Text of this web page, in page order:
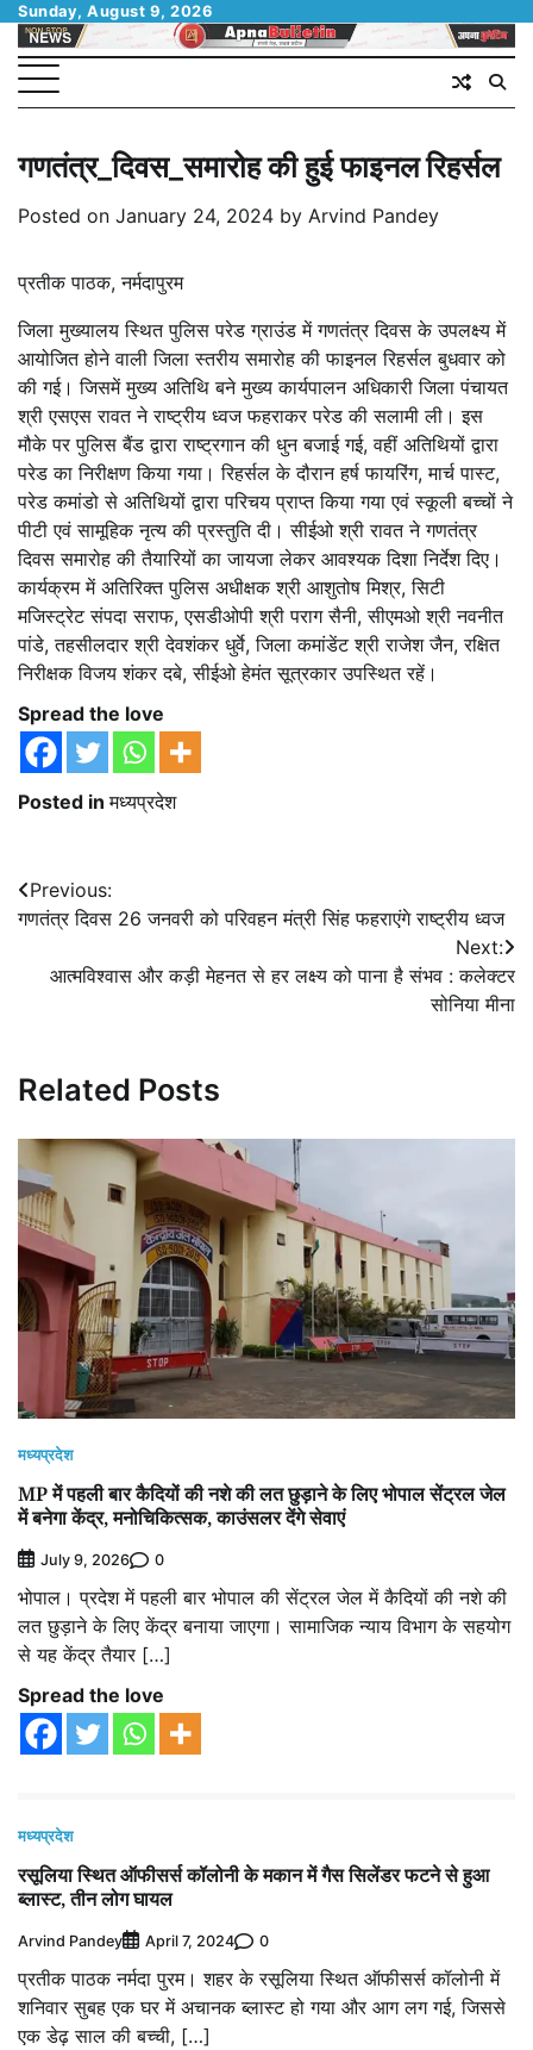
Skip
content
Sunday, August 9, 2026
गणतंत्र_दिवस_समारोह की हुई फाइनल रिहर्सल
Posted on January 24, 2024 by Arvind Pandey
प्रतीक पाठक, नर्मदापुरम
जिला मुख्यालय स्थित पुलिस परेड ग्राउंड में गणतंत्र दिवस के उपलक्ष्य में
आयोजित होने वाली जिला स्तरीय समारोह की फाइनल रिहर्सल बुधवार को
की गई। जिसमें मुख्य अतिथि बने मुख्य कार्यपालन अधिकारी जिला पंचायत
श्री एसएस रावत ने राष्‍ट्रीय ध्‍वज फहराकर परेड की सलामी ली। इस
मौके पर पुलिस बैंड द्वारा राष्ट्रगान की धुन बजाई गई, वहीं अतिथियों द्वारा
परेड का निरीक्षण किया गया। रिहर्सल के दौरान हर्ष फायरिंग, मार्च पास्ट,
परेड कमांडो से अतिथियों द्वारा परिचय प्राप्त किया गया एवं स्कूली बच्चों ने
पीटी एवं सामूहिक नृत्य की प्रस्तुति दी। सीईओ श्री रावत ने गणतंत्र
दिवस समारोह की तैयारियों का जायजा लेकर आवश्यक दिशा निर्देश दिए।
कार्यक्रम में अतिरिक्त पुलिस अधीक्षक श्री आशुतोष मिश्र, सिटी
मजिस्ट्रेट संपदा सराफ, एसडीओपी श्री पराग सैनी, सीएमओ श्री नवनीत
पांडे, तहसीलदार श्री देवशंकर धुर्वे, जिला कमांडेंट श्री राजेश जैन, रक्षित
निरीक्षक विजय शंकर दबे, सीईओ हेमंत सूत्रकार उपस्थित रहें।
Spread the love
Posted inमध्यप्रदेश
Post
navigation
Previous:
गणतंत्र दिवस 26 जनवरी को परिवहन मंत्री सिंह फहराएंगे राष्ट्रीय ध्वज
Next:
आत्मविश्वास और कड़ी मेहनत से हर लक्ष्य को पाना है संभव : कलेक्टर
सोनिया मीना
Related Posts
मध्यप्रदेश
MP में पहली बार कैदियों की नशे की लत छुड़ाने के लिए भोपाल सेंट्रल जेल
में बनेगा केंद्र, मनोचिकित्सक, काउंसलर देंगे सेवाएं
July 9, 2026 0
भोपाल। प्रदेश में पहली बार भोपाल की सेंट्रल जेल में कैदियों की नशे की
लत छुड़ाने के लिए केंद्र बनाया जाएगा। सामाजिक न्याय विभाग के सहयोग
से यह केंद्र तैयार […]
Spread the love
मध्यप्रदेश
रसूलिया स्थित ऑफीसर्स कॉलोनी के मकान में गैस सिलेंडर फटने से हुआ
ब्लास्ट, तीन लोग घायल
Arvind Pandey April 7, 2024 0
प्रतीक पाठक नर्मदा पुरम। शहर के रसूलिया स्थित ऑफीसर्स कॉलोनी में
शनिवार सुबह एक घर में अचानक ब्लास्ट हो गया और आग लग गई, जिससे
एक डेढ़ साल की बच्ची, […]